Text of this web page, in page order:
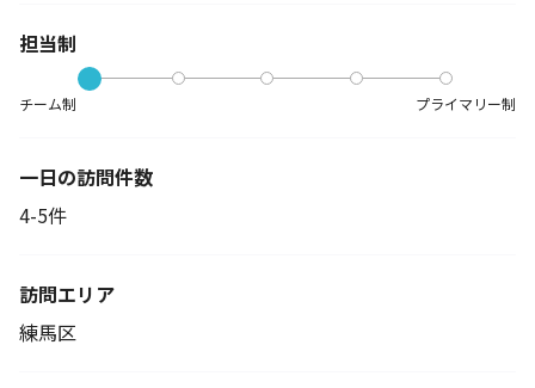
担当制
チーム制 プライマリー制
一日の訪問件数
4-5件
訪問エリア
練馬区